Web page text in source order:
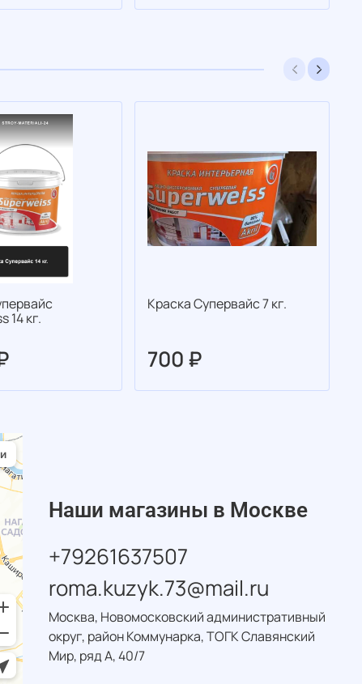
14 кг.
Краска Супервайс 7 кг.
700 ₽
Наши магазины в Москве
+79261637507
roma.kuzyk.73@mail.ru
Москва, Новомосковский административный
округ, район Коммунарка, ТОГК Славянский
Мир, ряд А, 40/7